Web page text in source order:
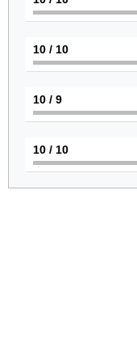
10
/ 10
9
/ 10
10
/ 10